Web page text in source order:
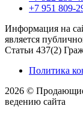
+7 951 809-
Информация на
является
Статьи 437(2)
Политика
2026 ©
ведению сайта